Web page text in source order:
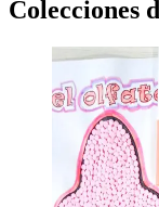
Colecciones